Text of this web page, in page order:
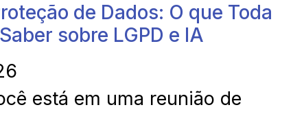
de Dados: O que Toda
sobre LGPD e IA
está em uma reunião de